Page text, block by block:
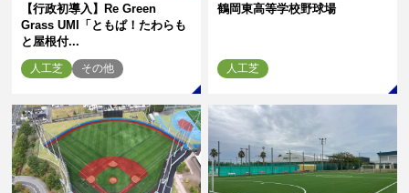
【行政初導入】Re Green
Grass UMI「ともぱ！たわらも
と屋根付...
人工芝 その他
鶴岡東高等学校野球場
人工芝